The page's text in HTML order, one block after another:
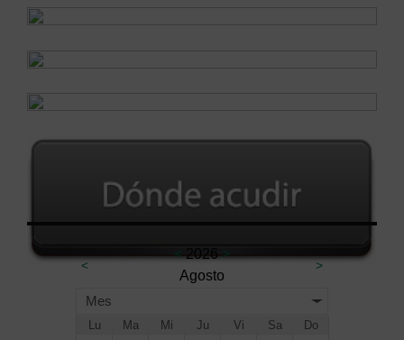
<
<2026>
Agosto
>
Mes
Lu Ma Mi Ju Vi Sa Do